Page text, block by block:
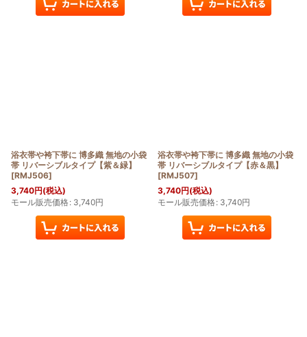
浴衣帯や袴下帯に 博多織 無地の小袋
帯 リバーシブルタイプ【紫＆緑】
[RMJ506]
3,740円(税込)
モール販売価格: 3,740円
浴衣帯や袴下帯に 博多織 無地の小袋
帯 リバーシブルタイプ【赤＆黒】
[RMJ507]
3,740円(税込)
モール販売価格: 3,740円